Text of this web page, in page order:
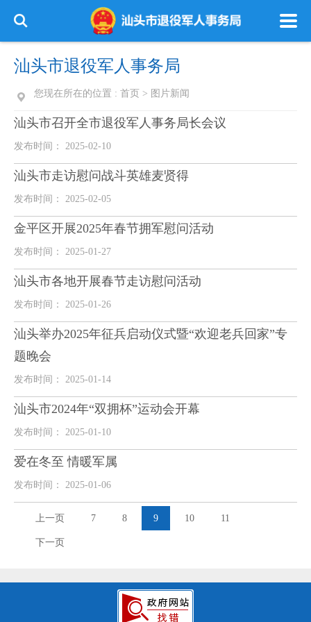
汕头市退役军人事务局
您现在所在的位置 : 首页 > 图片新闻
汕头市召开全市退役军人事务局长会议
发布时间： 2025-02-10
汕头市走访慰问战斗英雄麦贤得
发布时间： 2025-02-05
金平区开展2025年春节拥军慰问活动
发布时间： 2025-01-27
汕头市各地开展春节走访慰问活动
发布时间： 2025-01-26
汕头举办2025年征兵启动仪式暨“欢迎老兵回家”专
题晚会
发布时间： 2025-01-14
汕头市2024年“双拥杯”运动会开幕
发布时间： 2025-01-10
爱在冬至 情暖军属
发布时间： 2025-01-06
上一页 7 8 9 10 11
下一页